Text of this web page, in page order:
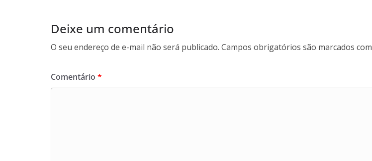
Deixe um comentário
O seu endereço de e-mail não será publicado. Campos obrigatórios são marcados com
Comentário *